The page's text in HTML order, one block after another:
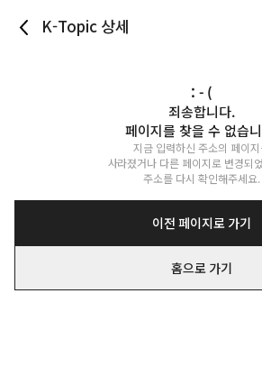
K-Topic 상세
: - (
죄송합니다.
페이지를 찾을 수 없습
지금 입력하신 주소의 페이
사라졌거나 다른 페이지로 변경되
주소를 다시 확인해주세요.
이전 페이지로 가기
홈으로 가기